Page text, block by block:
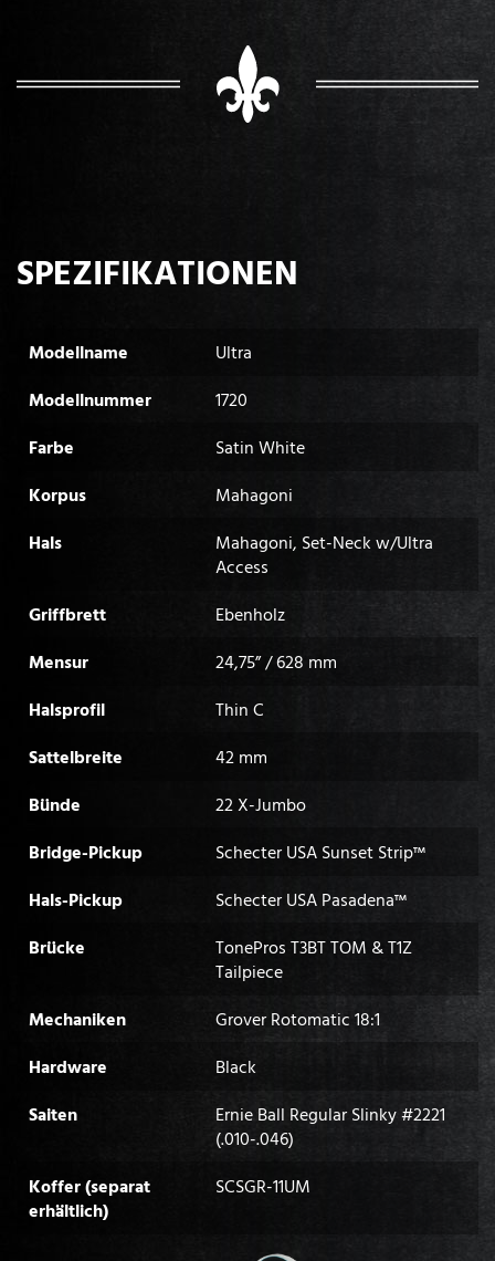
SPEZIFIKATIONEN
Modellname
Ultra
Modellnummer
1720
Farbe
Satin White
Korpus
Mahagoni
Hals
Mahagoni, Set-Neck w/Ultra
Access
Griffbrett
Ebenholz
Mensur
24,75” / 628 mm
Halsprofil
Thin C
Sattelbreite
42 mm
Bünde
22 X-Jumbo
Bridge-Pickup
Schecter USA Sunset Strip™
Hals-Pickup
Schecter USA Pasadena™
Brücke
TonePros T3BT TOM & T1Z
Tailpiece
Mechaniken
Grover Rotomatic 18:1
Hardware
Black
Saiten
Ernie Ball Regular Slinky #2221
(.010-.046)
Koffer (separat
erhältlich)
SCSGR-11UM